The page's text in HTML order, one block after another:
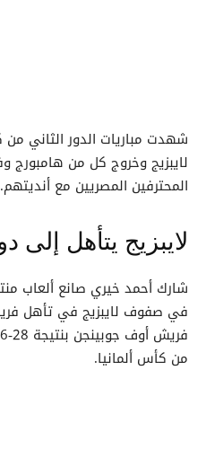
شهدت مباريات الدور الثاني من
لايبزيج وخروج كل من هامبورج
المحترفين المصريين مع أنديتهم.
لايبزيج يتأهل إلى دور
شارك أحمد خيري صانع ألعاب
من كأس ألمانيا.